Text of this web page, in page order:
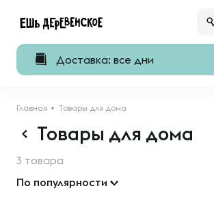
Доставка: все дни
Главная Товары для дома
Товары для дома
3 товара
По популярности